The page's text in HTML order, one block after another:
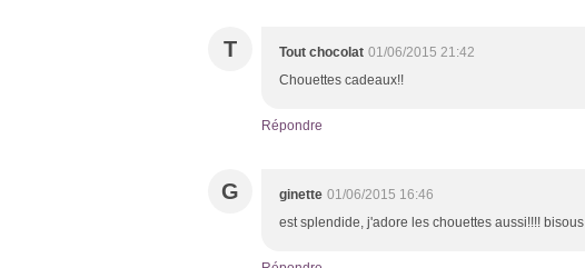
T Tout chocolat 01/06/2015 21:42
Chouettes cadeaux!!
Répondre
G ginette 01/06/2015 16:46
est splendide, j'adore les chouettes aussi!!!! bisous